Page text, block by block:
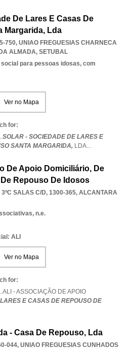
De Lares E Casas De
Margarida, Lda
750, UNIAO FREGUESIAS CHARNECA
ALMADA, SETUBAL
para pessoas idosas, com
Ver no Mapa
for:
SOLAR - SOCIEDADE DE LARES E
SANTA MARGARIDA, LDA...
De Apoio Domiciliário, De
Repouso De Idosos
SALAS C/D, 1300-365, ALCANTARA
n.e.
ALI
Ver no Mapa
for:
ALI - ASSOCIAÇÃO DE APOIO
E CASAS DE REPOUSO DE
- Casa De Repouso, Lda
044, UNIAO FREGUESIAS CUNHADOS